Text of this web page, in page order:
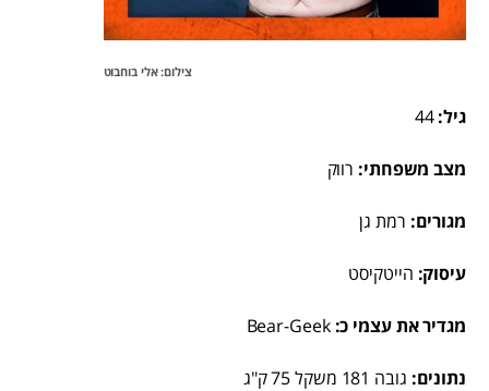
צילום: אלי בוחבוט
גיל:44
מצב משפחתי: רווק
מגורים: רמת גן
עיסוק: הייטקיסט
מגדיר את עצמי כ: Bear-Geek
נתונים: גובה 181 משקל 75 ק"ג